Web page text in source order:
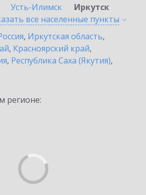
Усть-Илимск
Иркутск
все населенные пункты
, Иркутская область,
, Красноярский край,
, Республика Саха (Якутия),
регионе: